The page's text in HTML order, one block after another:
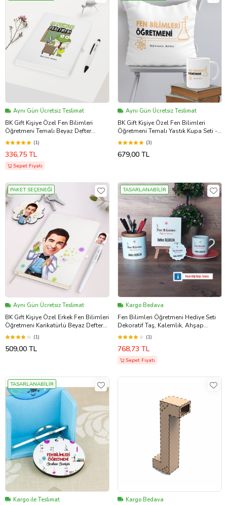
Aynı Gün Ücretsiz Teslimat
BK Gift Kişiye Özel Fen Bilimleri
Öğretmeni Temalı Beyaz Defter
Kalem Hediye Seti - 2
(1)
336,75 TL
Sepet Fiyatı
Aynı Gün Ücretsiz Teslimat
BK Gift Kişiye Özel Fen Bilimleri
Öğretmeni Temalı Yastık Kupa Seti -
4
(3)
679,00 TL
PAKET SEÇENEĞİ
Aynı Gün Ücretsiz Teslimat
BK Gift Kişiye Özel Erkek Fen Bilimleri
Öğretmeni Karikatürlü Beyaz Defter
Kalem Ve Anahtarlık Hediye Seti-3
(Model 1)
(1)
509,00 TL
TASARLANABİLİR
Kargo Bedava
Fen Bilimleri Öğretmeni Hediye Seti
Dekoratif Taş, Kalemlik, Ahşap
Altlıklı Türk Kahvesi Fincanı, Ahşap
Anahtarlık Hediye (Model 8)
(1)
768,73 TL
Sepet Fiyatı
TASARLANABİLİR
Kargo ile Teslimat Kargo Bedava